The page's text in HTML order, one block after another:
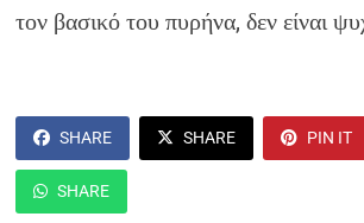
τον βασικό του πυρήνα, δεν είναι
SHARE SHARE PIN IT
SHARE